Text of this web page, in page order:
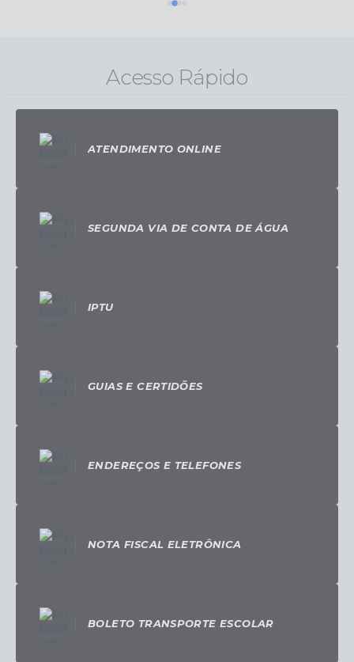
Acesso Rápido
ATENDIMENTO ONLINE
SEGUNDA VIA DE CONTA DE ÁGUA
IPTU
GUIAS E CERTIDÕES
ENDEREÇOS E TELEFONES
NOTA FISCAL ELETRÔNICA
BOLETO TRANSPORTE ESCOLAR